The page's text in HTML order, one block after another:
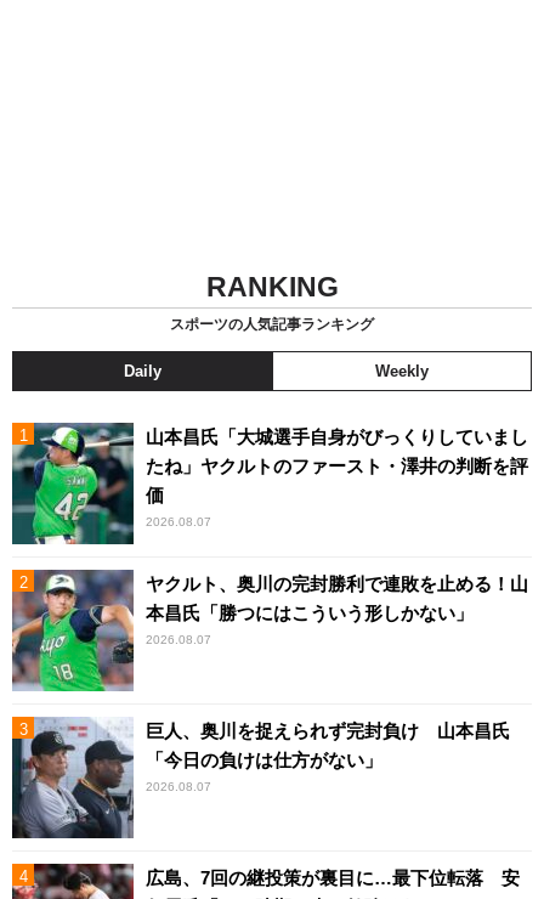
RANKING
スポーツの人気記事ランキング
Daily Weekly
山本昌氏「大城選手自身がびっくりしていまし
たね」ヤクルトのファースト・澤井の判断を評
価
2026.08.07
ヤクルト、奥川の完封勝利で連敗を止める！山
本昌氏「勝つにはこういう形しかない」
2026.08.07
巨人、奥川を捉えられず完封負け 山本昌氏
「今日の負けは仕方がない」
2026.08.07
広島、7回の継投策が裏目に…最下位転落 安